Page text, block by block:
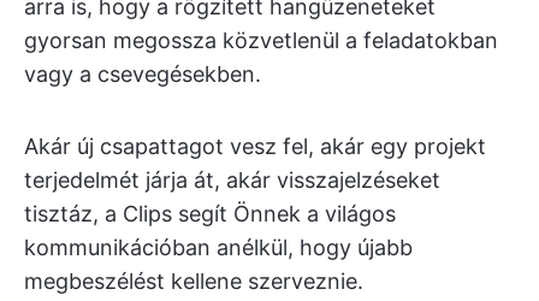
arra is, hogy a rögzített hangüzeneteket
gyorsan megossza közvetlenül a feladatokban
vagy a csevegésekben.
Akár új csapattagot vesz fel, akár egy projekt
terjedelmét járja át, akár visszajelzéseket
tisztáz, a Clips segít Önnek a világos
kommunikációban anélkül, hogy újabb
megbeszélést kellene szerveznie.